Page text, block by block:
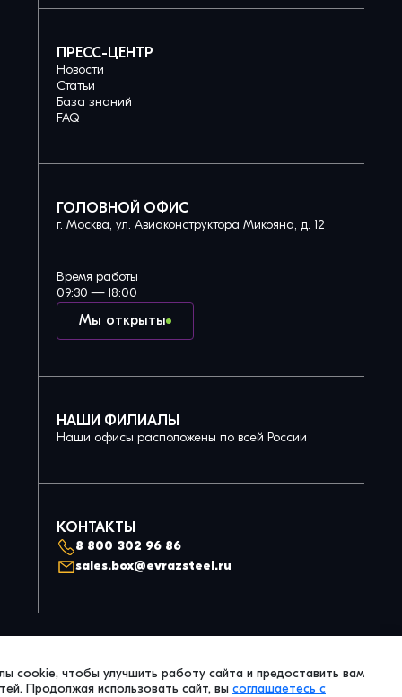
cookie, чтобы улучшить работу сайта и предоставить вам
Продолжая использовать сайт, вы соглашаетесь с
ПРЕСС-ЦЕНТР
Новости
Статьи
База знаний
FAQ
ГОЛОВНОЙ ОФИС
г. Москва, ул. Авиаконструктора Микояна, д. 12
Мы открыты
Время работы
09:30 — 18:00
НАШИ ФИЛИАЛЫ
Наши офисы расположены по всей России
КОНТАКТЫ
8 800 302 96 86
sales.box@evrazsteel.ru
© 2026 Evraz Steel Box. All Right Reserved.